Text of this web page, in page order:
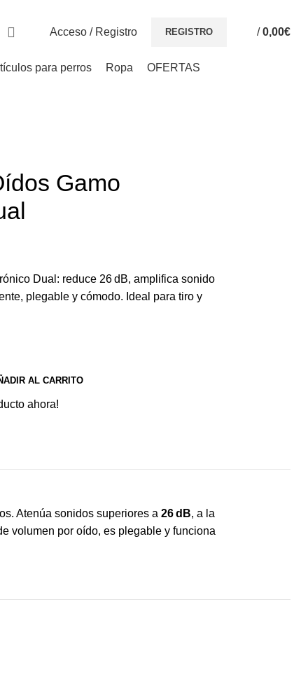
Acceso / Registro REGISTRO / 0,00€
para perros Ropa OFERTAS
Gamo
Dual: reduce 26 dB, amplifica sonido
plegable y cómodo. Ideal para tiro y
AL CARRITO
ahora!
Atenúa sonidos superiores a 26 dB, a la
volumen por oído, es plegable y funciona